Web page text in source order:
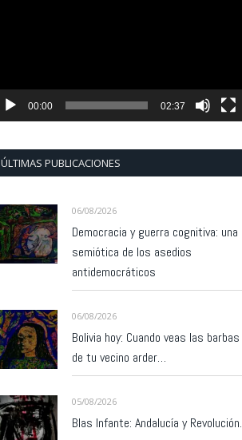
00:00 02:37
ÚLTIMAS PUBLICACIONES
06/08/2026
Democracia y guerra cognitiva: una
semiótica de los asedios
antidemocráticos
06/08/2026
Bolivia hoy: Cuando veas las barbas
de tu vecino arder…
05/08/2026
Blas Infante: Andalucía y Revolución.